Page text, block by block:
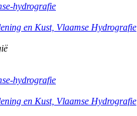
hydrografie
en Kust, Vlaamse Hydrografie
hydrografie
en Kust, Vlaamse Hydrografie